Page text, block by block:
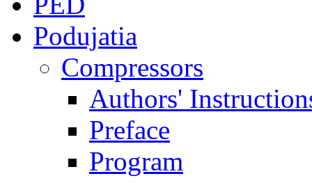
Podujatia
Compressors
Authors'
Preface
Program